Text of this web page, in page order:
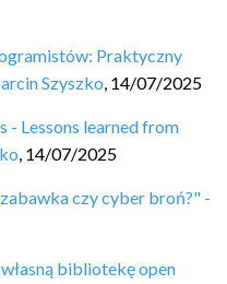
Praktyczny
Szyszko, 14/07/2025
- Lessons learned from
, 14/07/2025
czy cyber broń?" -
bibliotekę open